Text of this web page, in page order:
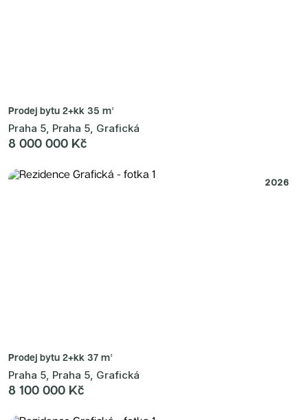
Prodej bytu 2+kk 35 m²
Praha 5, Praha 5, Grafická
8 000 000 Kč
2026
Prodej bytu 2+kk 37 m²
Praha 5, Praha 5, Grafická
8 100 000 Kč